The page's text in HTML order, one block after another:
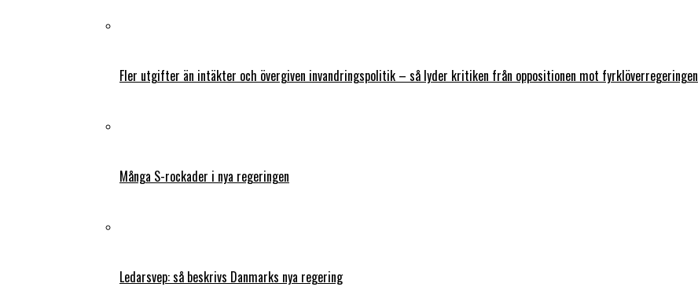
Fler utgifter än intäkter och övergiven invandringspolitik – så lyder kritiken från oppositionen mot fyrklöverregeringen
Många S-rockader i nya regeringen
Ledarsvep: så beskrivs Danmarks nya regering